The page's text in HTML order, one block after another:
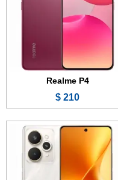
Realme P4
210 $
الرام:8 أو 12 جيجابايت
الكاميرا:50 + 50 ميجابكسل
المعالج:
البطارية والشحن السريع:7000 مللي أمبير - 80 واط
عرض الموصفات ←
الشاشة:
الذاكرة:128 أو 256 أو 512 جيجابايت
الرام:
8 أو 12 جيجابايت